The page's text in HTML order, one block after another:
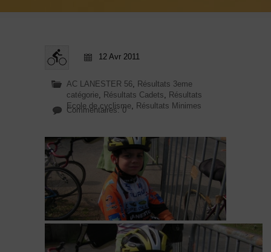
12 Avr 2011
AC LANESTER 56, Résultats 3eme
catégorie, Résultats Cadets, Résultats
Ecole de cyclisme, Résultats Minimes
Commentaires: 0